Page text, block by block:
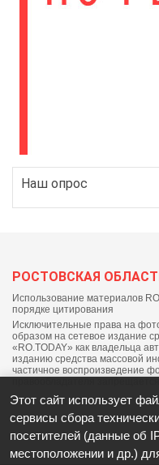
Наш опрос
РОСТОВСКАЯ
Использование материалов
порядке цитирования
Исключительные права на
образом на сетевое издание
«RO.TODAY» как владельца
изданию средства массовой
частичное воспроизведение
Этот сайт использует
сервисы сбора
посетителей (данные об
местоположении и др.)